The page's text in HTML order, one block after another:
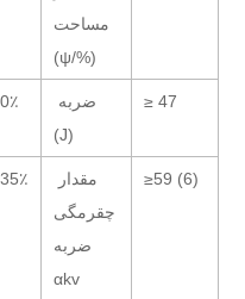
مساحت
(ψ/%)
(J)
≥ 47
چقرمگی
ضربه
αkv
≥59 (6)